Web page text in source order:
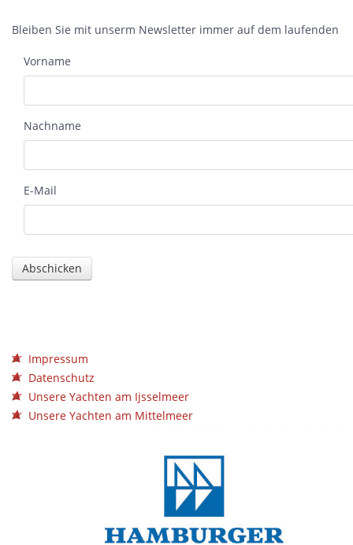
Bleiben Sie mit unserm Newsletter immer auf dem laufenden
Vorname
Nachname
E-Mail
Impressum
Datenschutz
Unsere Yachten am Ijsselmeer
Unsere Yachten am Mittelmeer